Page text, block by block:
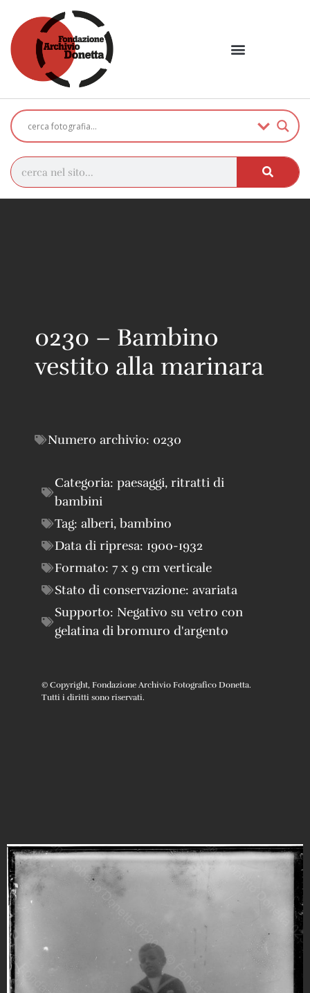
0230 – Bambino
vestito alla marinara
Numero archivio: 0230
Categoria: paesaggi, ritratti di
bambini
Tag: alberi, bambino
Data di ripresa: 1900-1932
Formato: 7 x 9 cm verticale
Stato di conservazione: avariata
Supporto: Negativo su vetro con
gelatina di bromuro d'argento
© Copyright, Fondazione Archivio Fotografico Donetta.
Tutti i diritti sono riservati.